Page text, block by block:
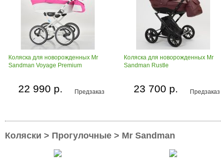
Коляска для новорожденных Mr
Sandman Voyage Premium
Предзаказ
22 990 р.
Коляска для новорожденных Mr
Sandman Rustle
Предзаказ
23 700 р.
Коляски > Прогулочные > Mr Sandman